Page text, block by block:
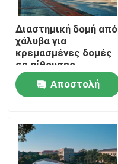
Σπίτι
Προϊόντα
Γύρος εργοστασίων
Διαστημική δομή από
χάλυβα για
κρεμασμένες δομές
σε αίθουσες
κινηματογράφου που
μεγιστοποιούν το
χώρο και την
Αποστολή